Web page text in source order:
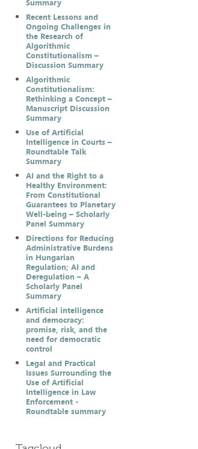
Summary
Recent Lessons and
Ongoing Challenges in
the Research of
Algorithmic
Constitutionalism –
Discussion Summary
Algorithmic
Constitutionalism:
Rethinking a Concept –
Manuscript Discussion
Summary
Use of Artificial
Intelligence in Courts –
Roundtable Talk
Summary
AI and the Right to a
Healthy Environment:
From Constitutional
Guarantees to Planetary
Well-being – Scholarly
Panel Summary
Directions for Reducing
Administrative Burdens
in Hungarian
Regulation; AI and
Deregulation – A
Scholarly Panel
Summary
Artificial intelligence
and democracy:
promise, risk, and the
need for democratic
control
Legal and Practical
Issues Surrounding the
Use of Artificial
Intelligence in Law
Enforcement -
Roundtable summary